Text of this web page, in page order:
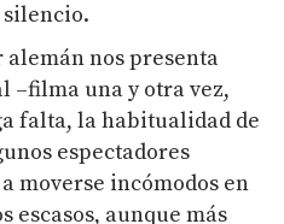
nos presenta
–filma una y otra vez,
falta, la habitualidad de
espectadores
moverse incómodos en
escasos, aunque más